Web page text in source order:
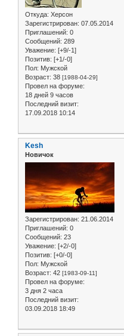
Откуда: Херсон
Зарегистрирован: 07.05.2014
Приглашений: 0
Сообщений: 289
Уважение: [+9/-1]
Позитив: [+1/-0]
Пол: Мужской
Возраст: 38 [1988-04-29]
Провел на форуме:
18 дней 9 часов
Последний визит:
17.09.2018 10:14
Kesh
Новичок
Зарегистрирован: 21.06.2014
Приглашений: 0
Сообщений: 23
Уважение: [+2/-0]
Позитив: [+0/-0]
Пол: Мужской
Возраст: 42 [1983-09-11]
Провел на форуме:
3 дня 2 часа
Последний визит:
03.09.2018 18:49